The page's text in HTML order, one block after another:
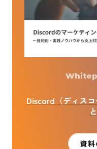
Discord（ディス
資料